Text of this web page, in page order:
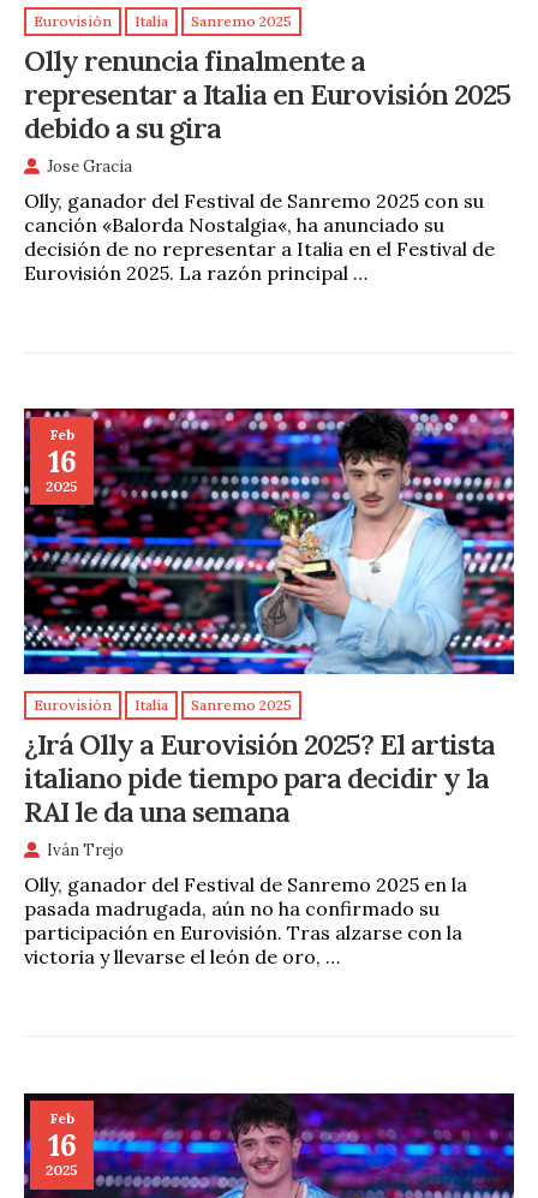
Eurovisión Italia Sanremo 2025
Olly renuncia finalmente a
representar a Italia en Eurovisión 2025
debido a su gira
Jose Gracia
Olly, ganador del Festival de Sanremo 2025 con su
canción «Balorda Nostalgia«, ha anunciado su
decisión de no representar a Italia en el Festival de
Eurovisión 2025. La razón principal …
Feb
16
2025
Eurovisión Italia Sanremo 2025
¿Irá Olly a Eurovisión 2025? El artista
italiano pide tiempo para decidir y la
RAI le da una semana
Iván Trejo
Olly, ganador del Festival de Sanremo 2025 en la
pasada madrugada, aún no ha confirmado su
participación en Eurovisión. Tras alzarse con la
victoria y llevarse el león de oro, …
Feb
16
2025